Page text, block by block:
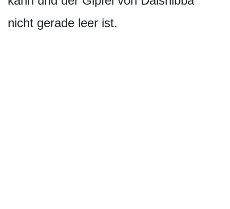
nicht gerade leer ist.